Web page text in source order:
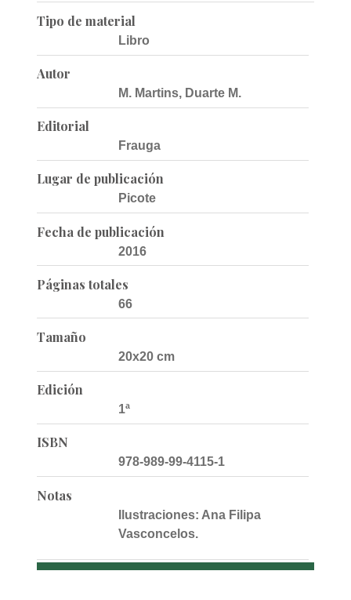
Tipo de material
Libro
Autor
M. Martins, Duarte M.
Editorial
Frauga
Lugar de publicación
Picote
Fecha de publicación
2016
Páginas totales
66
Tamaño
20x20 cm
Edición
1ª
ISBN
978-989-99-4115-1
Notas
Ilustraciones: Ana Filipa
Vasconcelos.